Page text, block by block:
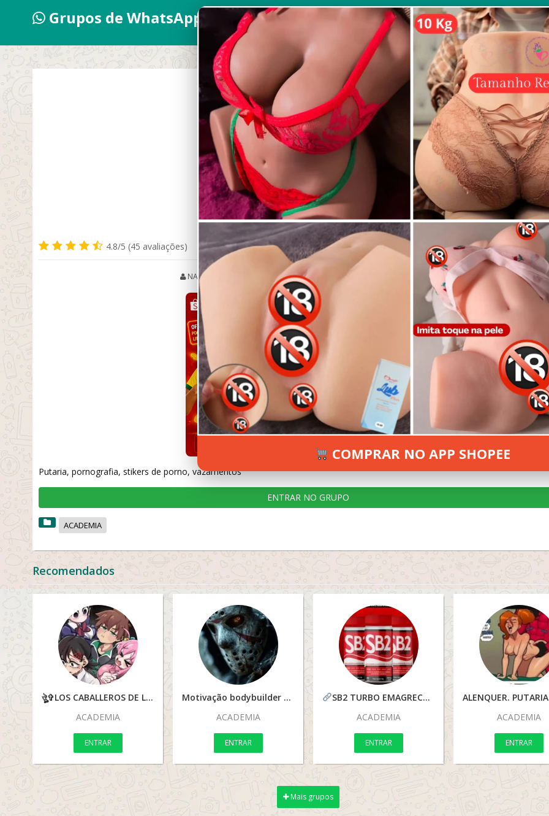
Grupos de WhatsApp 2026
4.8/5 (45 avaliações)
NATANIEL DEZEMBRO 29, 2025 191 VIEWS INFORMAR ERRO
Putaria, pornografia, stikers de porno, vazamentos
ENTRAR NO GRUPO
ACADEMIA
Recomendados
ঔৣ✞LOS CABALLEROS DE LA WAIFU✞ঔৣ
ACADEMIA
ENTRAR
Motivação bodybuilder semcortes
ACADEMIA
ENTRAR
SB2 TURBO EMAGRECER DEFINITIVAMENTE
ACADEMIA
ENTRAR
ACADEMIA
ENTRAR
Mais grupos
COMPRAR NO APP SHOPEE